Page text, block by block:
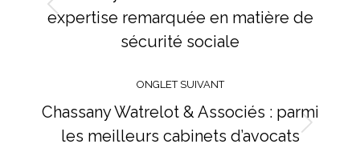
Onglet
précédent
expertise remarquée en matière de
sécurité sociale
ONGLET SUIVANT
Onglet
Chassany Watrelot & Associés : parmi
les meilleurs cabinets d’avocats